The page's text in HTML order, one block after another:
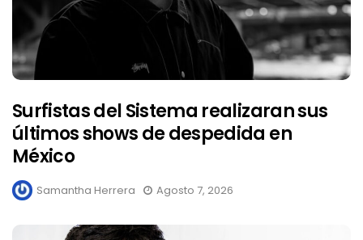
Surfistas del Sistema realizaran sus
últimos shows de despedida en
México
Samantha Herrera Agosto 7, 2026